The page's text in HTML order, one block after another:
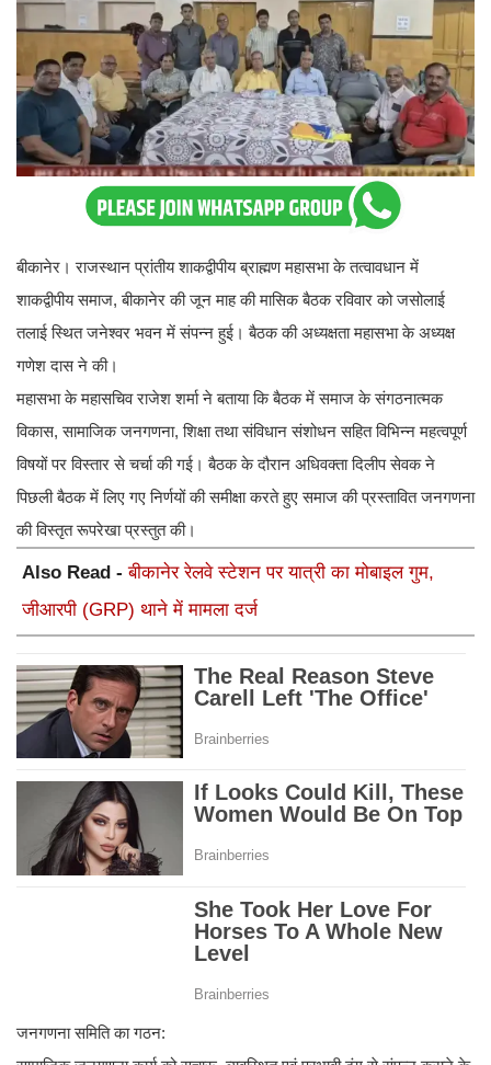
बीकानेर। राजस्थान प्रांतीय शाकद्वीपीय ब्राह्मण महासभा के तत्वावधान में
शाकद्वीपीय समाज, बीकानेर की जून माह की मासिक बैठक रविवार को जसोलाई
तलाई स्थित जनेश्वर भवन में संपन्न हुई। बैठक की अध्यक्षता महासभा के अध्यक्ष
गणेश दास ने की।
महासभा के महासचिव राजेश शर्मा ने बताया कि बैठक में समाज के संगठनात्मक
विकास, सामाजिक जनगणना, शिक्षा तथा संविधान संशोधन सहित विभिन्न महत्वपूर्ण
विषयों पर विस्तार से चर्चा की गई। बैठक के दौरान अधिवक्ता दिलीप सेवक ने
पिछली बैठक में लिए गए निर्णयों की समीक्षा करते हुए समाज की प्रस्तावित जनगणना
की विस्तृत रूपरेखा प्रस्तुत की।
Also Read -बीकानेर रेलवे स्टेशन पर यात्री का मोबाइल गुम,
जीआरपी (GRP) थाने में मामला दर्ज
जनगणना समिति का गठन: